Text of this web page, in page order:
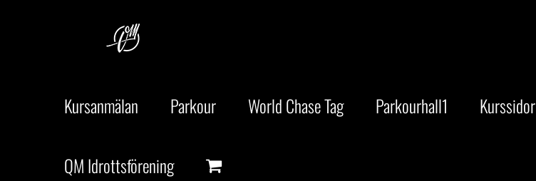
Kursanmälan Parkour World Chase Tag Parkourhall1 Kurssidor
QM Idrottsförening